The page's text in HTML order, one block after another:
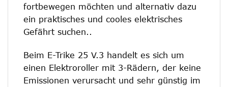
fortbewegen möchten und alternativ dazu
ein praktisches und cooles elektrisches
Gefährt suchen..
Beim E-Trike 25 V.3 handelt es sich um
einen Elektroroller mit 3-Rädern, der keine
Emissionen verursacht und sehr günstig im